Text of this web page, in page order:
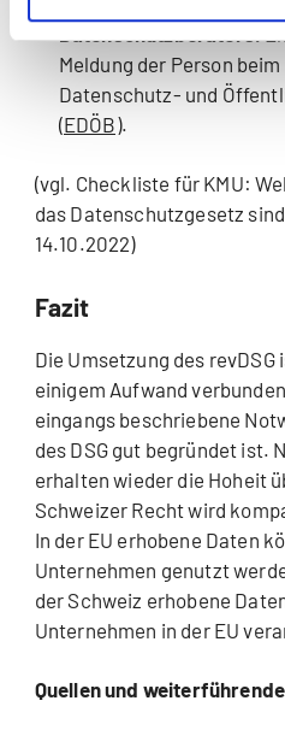
Datenschutzberaters.
Meldung der Person
Datenschutz- und
(EDÖB).
(vgl. Checkliste für KMU:
das Datenschutzgesetz
14.10.2022)
Fazit
Die Umsetzung des
einigem Aufwand
eingangs beschriebene
des DSG gut begründet ist.
erhalten wieder die Hoheit
Schweizer Recht wird
In der EU erhobene Daten
Unternehmen genutzt
der Schweiz erhobene
Unternehmen in der EU
Quellen und